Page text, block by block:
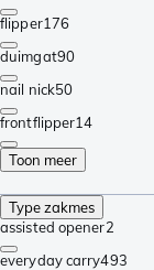
flipper176
duimgat90
nail nick50
frontflipper14
Toon meer
Type zakmes
assisted opener2
everyday carry493